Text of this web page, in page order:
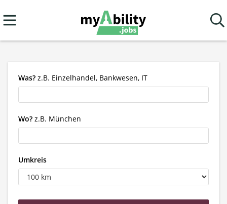
Was? z.B. Einzelhandel, Bankwesen, IT
Wo? z.B. München
Umkreis